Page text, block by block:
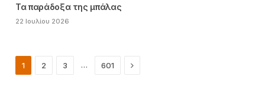
Τα παράδοξα της μπάλας
22 Ιουλίου 2026
1 2 3 … 601 Next